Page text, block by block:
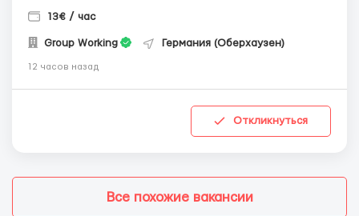
13€ / час
Group Working Германия (Оберхаузен)
12 часов назад
Откликнуться
Все похожие вакансии